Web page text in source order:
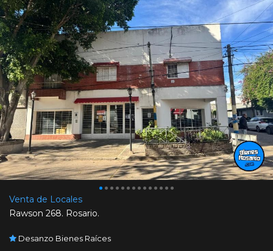
Venta de Locales
Rawson 268. Rosario.
Desanzo Bienes Raíces